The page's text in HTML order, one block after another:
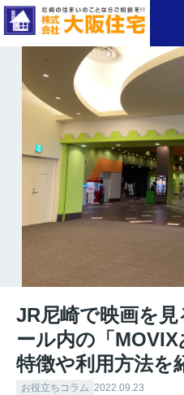
JR尼崎で映画を
ール内の「
特徴や利用方法を
お役立ちコラム 2022.09.23